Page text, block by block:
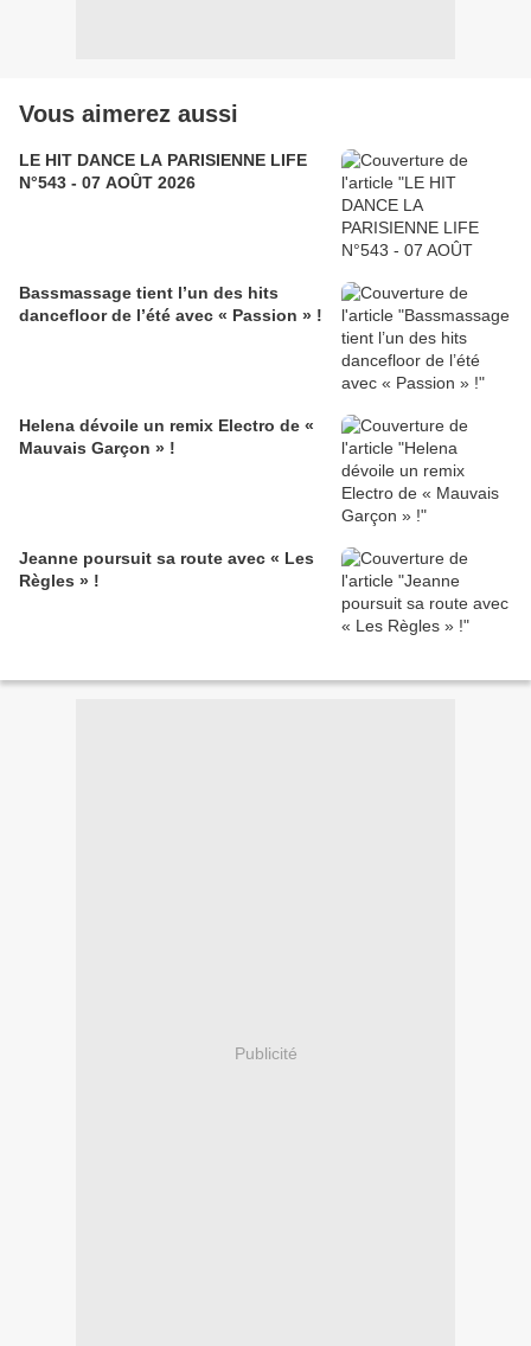
Vous aimerez aussi
LE HIT DANCE LA PARISIENNE LIFE
N°543 - 07 AOÛT 2026
Bassmassage tient l’un des hits
dancefloor de l’été avec « Passion » !
Helena dévoile un remix Electro de «
Mauvais Garçon » !
Jeanne poursuit sa route avec « Les
Règles » !
Publicité